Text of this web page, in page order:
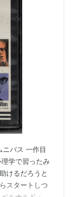
Green
Boyars
Di Homburg
Msi (Ita)
バス 一作目
学で習ったみ
けるだろうと
スタートしつ